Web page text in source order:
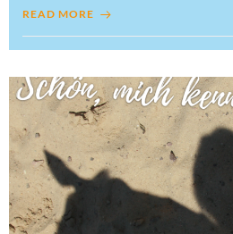
READ MORE